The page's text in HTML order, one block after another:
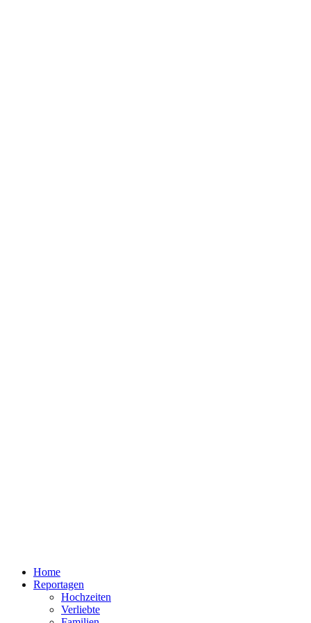
Home
Reportagen
Hochzeiten
Verliebte